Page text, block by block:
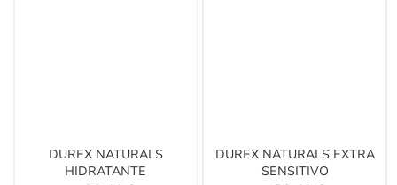
DUREX NATURALS
HIDRATANTE
DUREX NATURALS EXTRA
SENSITIVO